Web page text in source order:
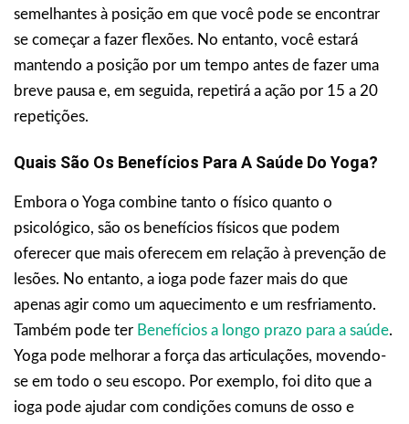
semelhantes à posição em que você pode se encontrar
se começar a fazer flexões. No entanto, você estará
mantendo a posição por um tempo antes de fazer uma
breve pausa e, em seguida, repetirá a ação por 15 a 20
repetições.
Quais São Os Benefícios Para A Saúde Do Yoga?
Embora o Yoga combine tanto o físico quanto o
psicológico, são os benefícios físicos que podem
oferecer que mais oferecem em relação à prevenção de
lesões. No entanto, a ioga pode fazer mais do que
apenas agir como um aquecimento e um resfriamento.
Também pode ter Benefícios a longo prazo para a saúde.
Yoga pode melhorar a força das articulações, movendo-
se em todo o seu escopo. Por exemplo, foi dito que a
ioga pode ajudar com condições comuns de osso e